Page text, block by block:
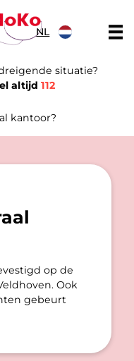
NL
situatie?
altijd112
kantoor?
op de
Ook
gebeurt